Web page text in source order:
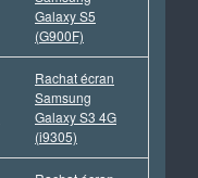
Galaxy S5
(G900F)
Rachat écran
Samsung
Galaxy S3 4G
(i9305)